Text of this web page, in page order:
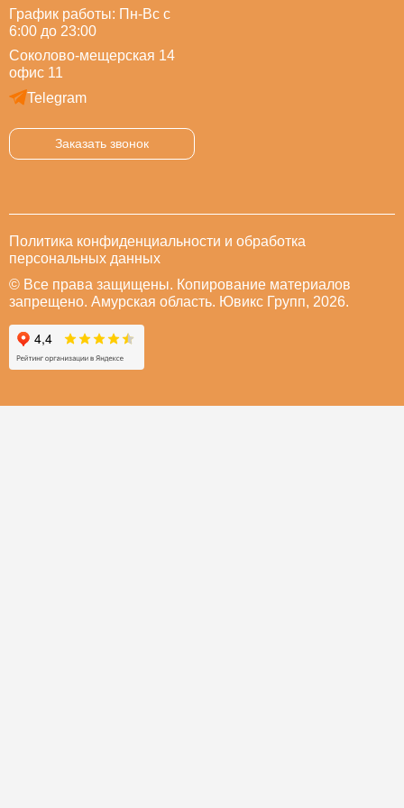
График работы: Пн-Вс с
6:00 до 23:00
Соколово-мещерская 14
офис 11
Telegram
Заказать звонок
Политика конфиденциальности и обработка
персональных данных
© Все права защищены. Копирование материалов
запрещено. Амурская область. Ювикс Групп, 2026.